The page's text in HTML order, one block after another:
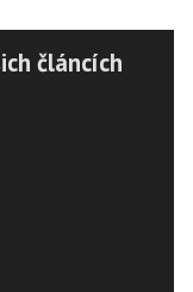
článcích